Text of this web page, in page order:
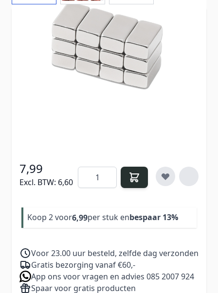
Met dezeCat Eye Magnet setcreëer je
eenvoudig prachtige cat eye-effecten in gellak.
De sterke magneten trekken het pigment mooi
samen, waardoor je nagels direct meer diepte
7,99
Excl. BTW: 6,60
Aantal
Koop 2 voor6,99per stuk enbespaar 13%
Voor 23.00 uur besteld, zelfde dag verzonden
Gratis bezorging vanaf €60,-
App ons voor vragen en advies 085 2007 924
Spaar voor gratis producten